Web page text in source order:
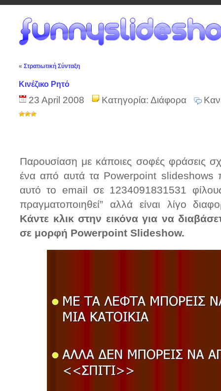
« Στρατιωτική Σύνταξη
Κινέζικο Ρητό
23 April 2008 Κατηγορία: Διάφορα
Παρουσίαση με κάποιες σοφές φράσεις
ένα από αυτά τα Powerpoint slideshows
αυτό το email σε 1234091831531
πραγματοποιηθεί” αλλά είναι λίγο
Κάντε κλικ στην εικόνα για να
σε μορφή Powerpoint Slideshow.